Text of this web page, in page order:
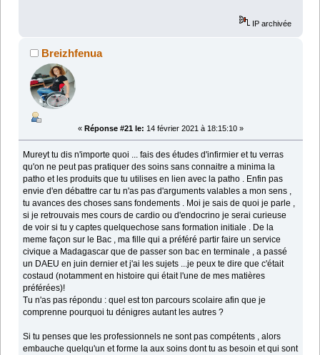
IP archivée
Breizhfenua
« Réponse #21 le: 14 février 2021 à 18:15:10 »
Mureyt tu dis n'importe quoi ... fais des études d'infirmier et tu verras
qu'on ne peut pas pratiquer des soins sans connaitre a minima la
patho et les produits que tu utilises en lien avec la patho . Enfin pas
envie d'en débattre car tu n'as pas d'arguments valables a mon sens ,
tu avances des choses sans fondements . Moi je sais de quoi je parle ,
si je retrouvais mes cours de cardio ou d'endocrino je serai curieuse
de voir si tu y captes quelquechose sans formation initiale . De la
meme façon sur le Bac , ma fille qui a préféré partir faire un service
civique a Madagascar que de passer son bac en terminale , a passé
un DAEU en juin dernier et j'ai les sujets ...je peux te dire que c'était
costaud (notamment en histoire qui était l'une de mes matières
préférées)!
Tu n'as pas répondu : quel est ton parcours scolaire afin que je
comprenne pourquoi tu dénigres autant les autres ?
Si tu penses que les professionnels ne sont pas compétents , alors
embauche quelqu'un et forme la aux soins dont tu as besoin et qui sont